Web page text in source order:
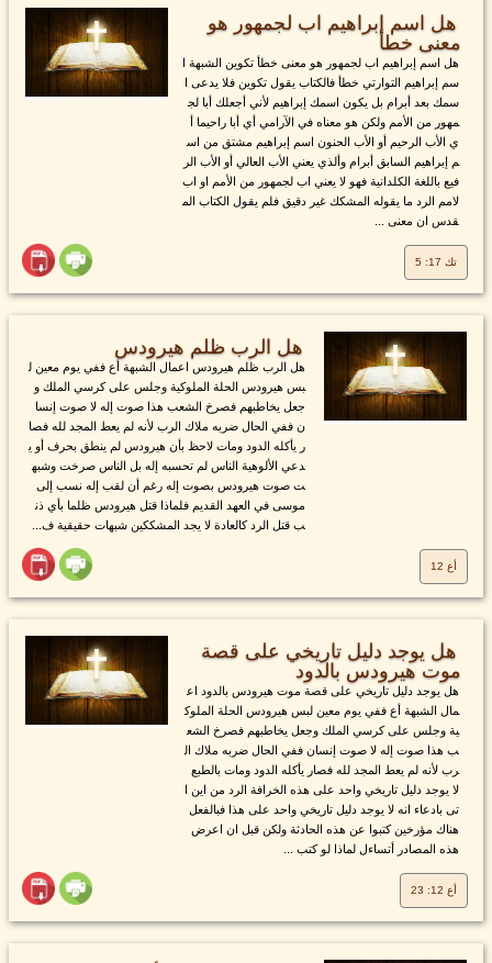
هل اسم إبراهيم اب لجمهور هو
معنى خطأ
هل اسم إبراهيم اب لجمهور هو معنى خطأ تكوين الشبهة ا
سم إبراهيم التوارتي خطأ فالكتاب يقول تكوين فلا يدعى ا
سمك بعد أبرام بل يكون اسمك إبراهيم لأني أجعلك أبا لج
مهور من الأمم ولكن هو معناه في الآرامي أي أبا راحيما أ
ي الأب الرحيم أو الأب الحنون اسم إبراهيم مشتق من اس
م إبراهيم السابق أبرام وألذي يعني الأب العالي أو الأب الر
فيع باللغة الكلدانية فهو لا يعني اب لجمهور من الأمم او اب
لامم الرد ما يقوله المشكك غير دقيق فلم يقول الكتاب الم
قدس ان معنى ...
تك 17: 5
هل الرب ظلم هيرودس
هل الرب ظلم هيرودس اعمال الشبهة أع ففي يوم معين ل
بس هيرودس الحلة الملوكية وجلس على كرسي الملك و
جعل يخاطبهم فصرخ الشعب هذا صوت إله لا صوت إنسا
ن ففي الحال ضربه ملاك الرب لأنه لم يعط المجد لله فصا
ر يأكله الدود ومات لاحظ بأن هيرودس لم ينطق بحرف أو ي
دعي الألوهية الناس لم تحسبه إله بل الناس صرخت وشبه
ت صوت هيرودس بصوت إله رغم أن لقب إله نسب إلى
موسى في العهد القديم فلماذا قتل هيرودس ظلما بأي ذن
ب قتل الرد كالعادة لا يجد المشككين شبهات حقيقية ف...
أع 12
هل يوجد دليل تاريخي على قصة
موت هيرودس بالدود
هل يوجد دليل تاريخي على قصة موت هيرودس بالدود اع
مال الشبهة أع ففي يوم معين لبس هيرودس الحلة الملوك
ية وجلس على كرسي الملك وجعل يخاطبهم فصرخ الشع
ب هذا صوت إله لا صوت إنسان ففي الحال ضربه ملاك ال
رب لأنه لم يعط المجد لله فصار يأكله الدود ومات بالطبع
لا يوجد دليل تاريخي واحد على هذه الخرافة الرد من اين ا
تى بادعاء انه لا يوجد دليل تاريخي واحد على هذا فبالفعل
هناك مؤرخين كتبوا عن هذه الحادثة ولكن قبل ان اعرض
هذه المصادر أتساءل لماذا لو كتب ...
أع 12: 23